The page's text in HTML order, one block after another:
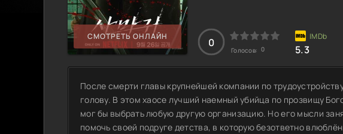
СМОТРЕТЬ ОНЛАЙН 0
Голосов: 0 5.3
После смерти главы крупнейшей компании по
голову. В этом хаосе лучший наемный убийца по прозвищу
мог бы выбрать любую другую организацию. Но его мысли
помочь своей подруге детства, в которую безответно